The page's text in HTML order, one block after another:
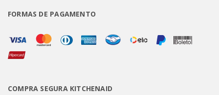
FORMAS DE PAGAMENTO
COMPRA SEGURA KITCHENAID